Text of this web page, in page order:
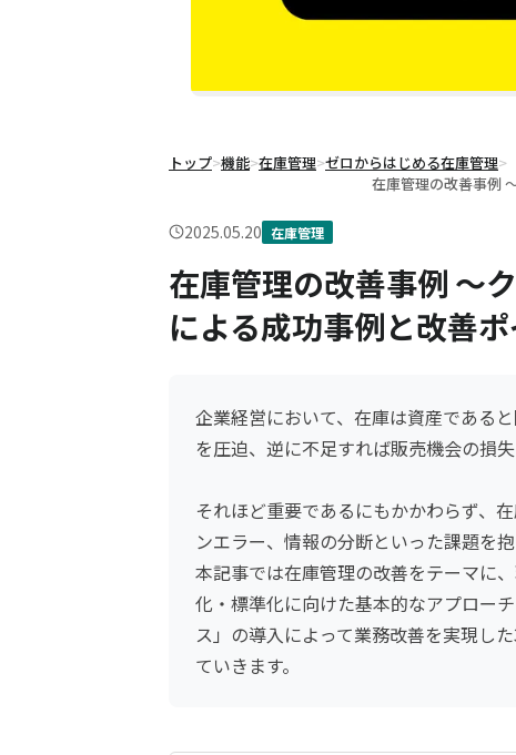
トップ>機能>在庫管理>ゼロからはじめる在庫管理>
在庫管理の改善事例
2025.05.20 在庫管理
在庫管理の改善事例 ～
による成功事例と改善
企業経営において、在庫は資産である
を圧迫、逆に不足すれば販売機会の損失
それほど重要であるにもかかわらず、
ンエラー、情報の分断といった課題を
本記事では在庫管理の改善をテーマに
化・標準化に向けた基本的なアプロー
ス」の導入によって業務改善を実現し
ていきます。